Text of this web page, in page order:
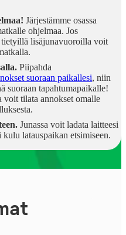
Järjestämme osassa
ohjelmaa. Jos
tietyillä lisäjunavuoroilla voit
Piipahda
suoraan paikallesi, niin
suoraan tapahtumapaikalle!
voit tilata annokset omalle
Junassa voit ladata laitteesi
latauspaikan etsimiseen.